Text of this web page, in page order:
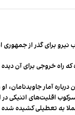
نیرو برای گذر از
که راه خروجی برای آن
آمار جاویدنامان، او
اقلیت‌های اتنیکی در
به تعطیلی کشیده